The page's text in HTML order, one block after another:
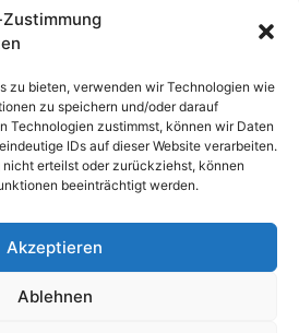
zu bieten, verwenden wir Technologien wie
zu speichern und/oder darauf
Technologien zustimmst, können wir Daten
IDs auf dieser Website verarbeiten.
nicht erteilst oder zurückziehst, können
beeinträchtigt werden.
Akzeptieren
Ablehnen
aute irure dolor in
ad minim veniam, quis nostrud
Duis aute irure dolor in
eiusmod tempor incididunt ut
aliqua. Ut enim ad minim
ullamco laboris nisi ut
consequat.[/text][list
delay_duration=““ delay_offset=““
id=““ class=““
dolor sit amet, consectetur
eiusmod tempor incididunt ut